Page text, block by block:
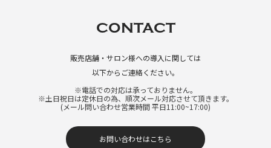
CONTACT
販売店舗・サロン様への導入に関しては
以下からご連絡ください。
※電話での対応は承っておりません。
※土日祝日は定休日の為、順次メール対応させて頂きます。
(メール問い合わせ営業時間 平日11:00~17:00)
お問い合わせはこちら